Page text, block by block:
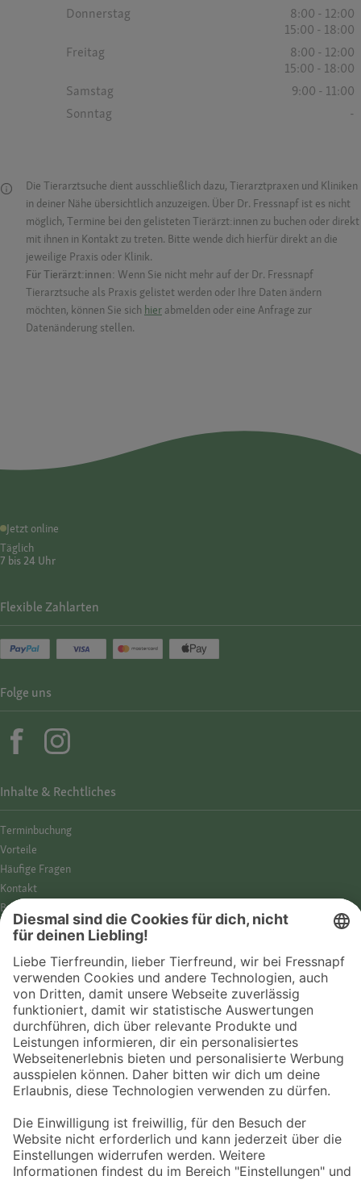
Donnerstag
8:00 - 12:00
15:00 - 18:00
Freitag
8:00 - 12:00
15:00 - 18:00
Samstag
9:00 - 11:00
Sonntag
-
Die Tierarztsuche dient ausschließlich dazu, Tierarztpraxen und Kliniken
in deiner Nähe übersichtlich anzuzeigen. Über Dr. Fressnapf ist es nicht
möglich, Termine bei den gelisteten Tierärzt:innen zu buchen oder direkt
mit ihnen in Kontakt zu treten. Bitte wende dich hierfür direkt an die
jeweilige Praxis oder Klinik.
Für Tierärzt:innen: Wenn Sie nicht mehr auf der Dr. Fressnapf
Tierarztsuche als Praxis gelistet werden oder Ihre Daten ändern
möchten, können Sie sich hier abmelden oder eine Anfrage zur
Datenänderung stellen.
Jetzt online
Täglich
7 bis 24 Uhr
© 2026 Fressnapf Tiernahrungs GmbH
Westpreußenstraße 32-38
Inhalte & Rechtliches
Termin­buchung
Vorteile
Häufige Fragen
Kontakt
Barrierefreiheit
Impressum
Datenschutz­hinweise
Cookies
AGB
Entdecke Fressnapf
Tierversicherung
GPS-Tracker
Fressnapf Salon
Online-Shop
Flexible Zahlarten
Folge uns